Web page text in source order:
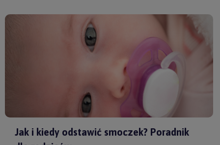
Jak i kiedy odstawić smoczek? Poradnik